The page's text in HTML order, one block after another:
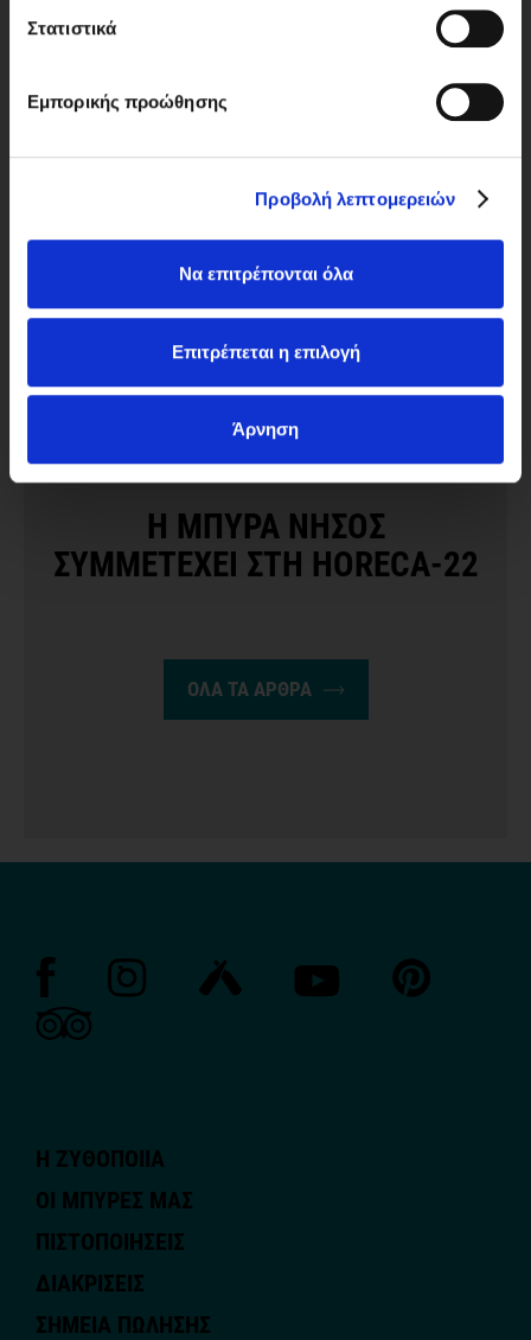
Στατιστικά
Εμπορικής προώθησης
Προβολή λεπτομερειών
Να επιτρέπονται όλα
Επιτρέπεται η επιλογή
Άρνηση
Η μπύρα ΝΗΣΟΣ προωθεί την υπεύθυνη
κατανάλωση. Στην ιστοσελίδα μας επιτρέπεται η
ΚΟΙΝΟΠΟΙΗΣΗ ΑΡΘΡΟΥ:
COPY URL
ΕΠΟΜΕΝΟ ΑΡΘΡΟ
ΕΚΔΗΛΩΣΕΙΣ · ΦΕΒ. 03, 2022
Η ΜΠΥΡΑ ΝΗΣΟΣ
ΣΥΜΜΕΤΕΧΕΙ ΣΤΗ HORECA-22
ΟΛΑ ΤΑ ΑΡΘΡΑ
Η ΖΥΘΟΠΟΙΙΑ
ΟΙ ΜΠΥΡΕΣ ΜΑΣ
ΠΙΣΤΟΠΟΙΗΣΕΙΣ
ΔΙΑΚΡΙΣΕΙΣ
ΣΗΜΕΙΑ ΠΩΛΗΣΗΣ